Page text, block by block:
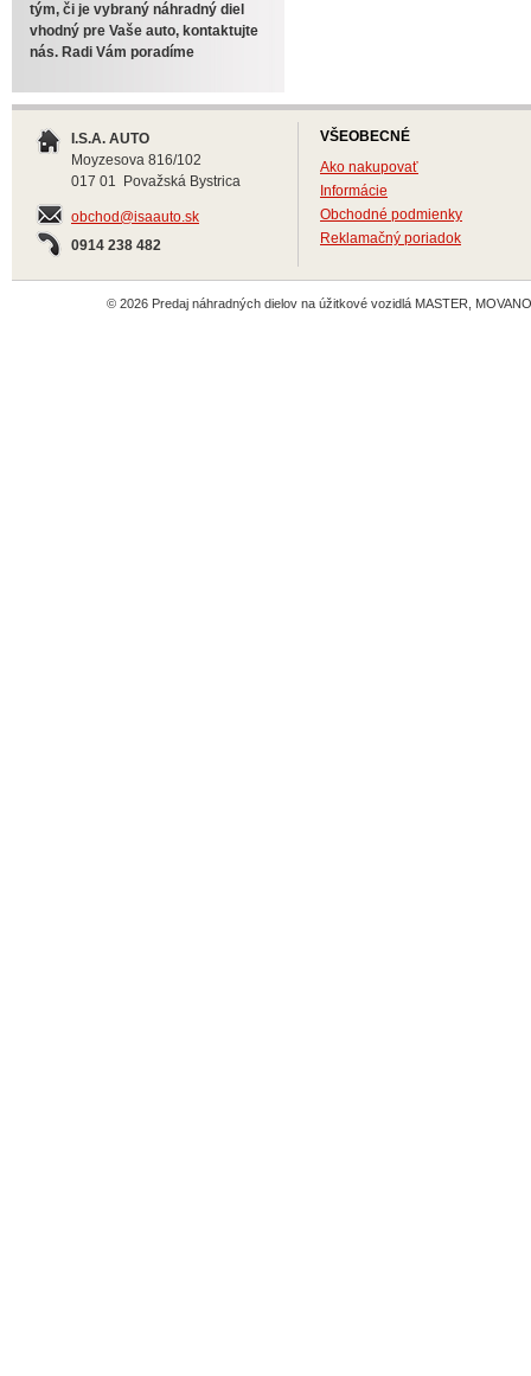
tým, či je vybraný náhradný diel
vhodný pre Vaše auto, kontaktujte
nás. Radi Vám poradíme
I.S.A. AUTO
Moyzesova 816/102
017 01 Považská Bystrica
obchod@isaauto.sk
0914 238 482
VŠEOBECNÉ
Ako nakupovať
Informácie
Obchodné podmienky
Reklamačný poriadok
© 2026 Predaj náhradných dielov na úžitkové vozidlá MASTER,